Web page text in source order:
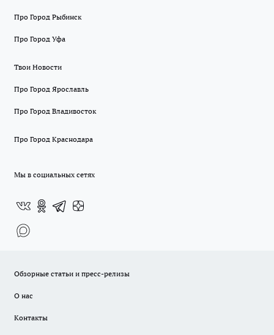
Про Город Рыбинск
Про Город Уфа
Твои Новости
Про Город Ярославль
Про Город Владивосток
Про Город Краснодара
Мы в социальных сетях
Обзорные статьи и пресс-релизы
О нас
Контакты